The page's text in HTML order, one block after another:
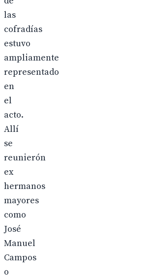
las
cofradías
estuvo
ampliamente
representado
en
el
acto.
Allí
se
reunierón
ex
hermanos
mayores
como
José
Manuel
Campos
o